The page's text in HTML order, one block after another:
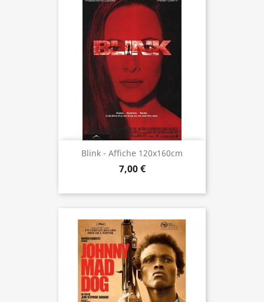
Blink - Affiche 120x160cm
7,00 €